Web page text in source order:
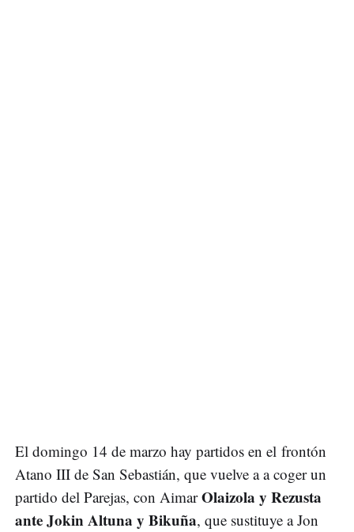
El domingo 14 de marzo hay partidos en el frontón
Atano III de San Sebastián, que vuelve a a coger un
partido del Parejas, con AimarOlaizola y Rezusta
ante Jokin Altuna y Bikuña, que sustituye a Jon